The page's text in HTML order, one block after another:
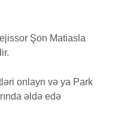
Şon Matiasla
onlayn və ya Park
əldə edə